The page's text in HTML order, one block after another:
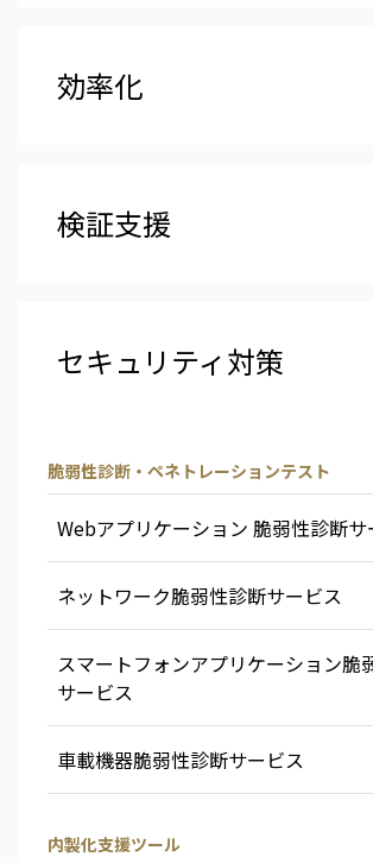
効率化
検証支援
セキュリティ対策
脆弱性診断・ペネトレーションテスト
Webアプリケーション 脆弱性診断サ
ネットワーク脆弱性診断サービス
スマートフォンアプリケーション脆
サービス
車載機器脆弱性診断サービス
内製化支援ツール